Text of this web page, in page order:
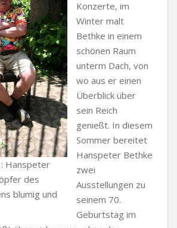
Hanspeter
des
blumig und
Konzerte, im
Winter malt
Bethke in einem
schönen Raum
unterm Dach, von
wo aus er einen
Überblick über
sein Reich
genießt. In diesem
Sommer bereitet
Hanspeter Bethke
zwei
Ausstellungen zu
seinem 70.
Geburtstag im